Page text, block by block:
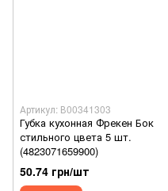
Артикул: В00341303
Губка кухонная Фрекен Бок
стильного цвета 5 шт.
(4823071659900)
50.74 грн/шт